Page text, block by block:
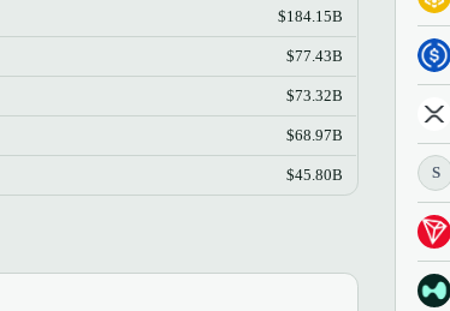
$184.15B
$77.43B
$73.32B
$68.97B
$45.80B S